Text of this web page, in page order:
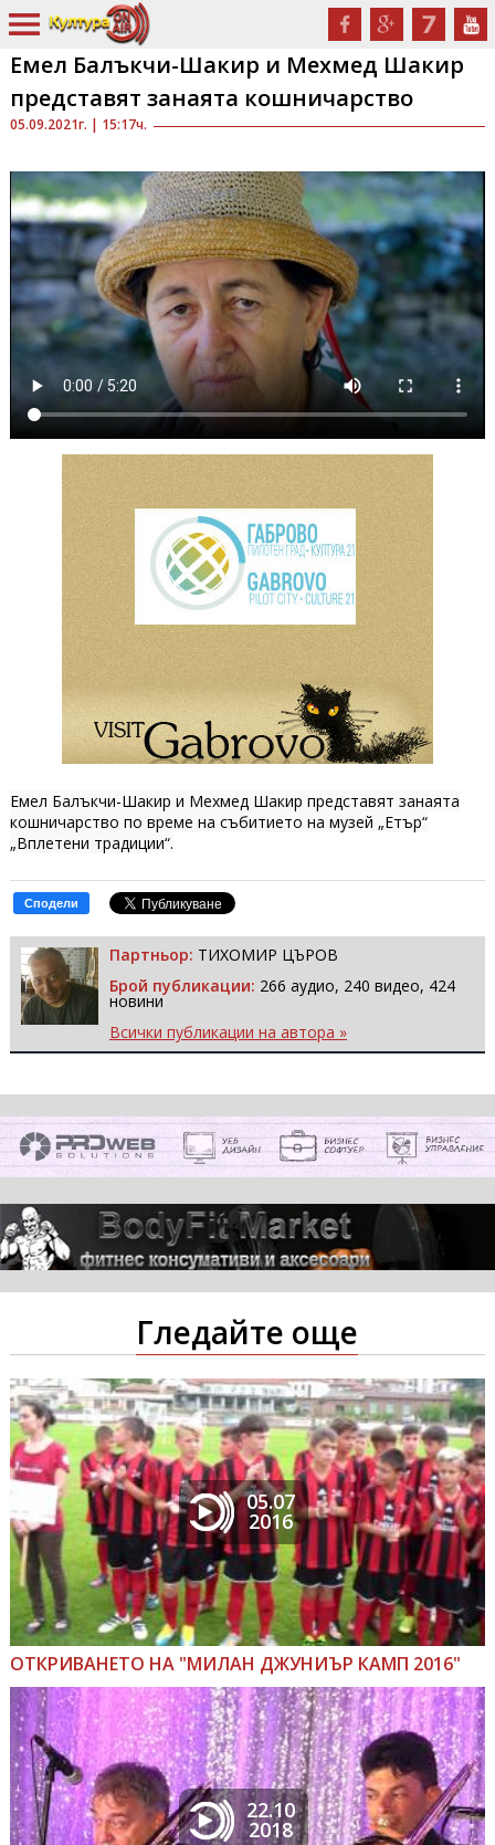
05.09.2021г. | 15:17ч.
Емел Балъкчи-Шакир и Мехмед Шакир
представят занаята кошничарство
Емел Балъкчи-Шакир и Мехмед Шакир представят занаята
кошничарство по време на събитието на музей „Етър“
„Вплетени традиции“.
Сподели
Партньор: ТИХОМИР ЦЪРОВ
Брой публикации: 266 аудио, 240 видео, 424
новини
Всички публикации на автора »
Гледайте още
05.07
2016
ОТКРИВАНЕТО НА "МИЛАН ДЖУНИЪР КАМП 2016"
22.10
2018